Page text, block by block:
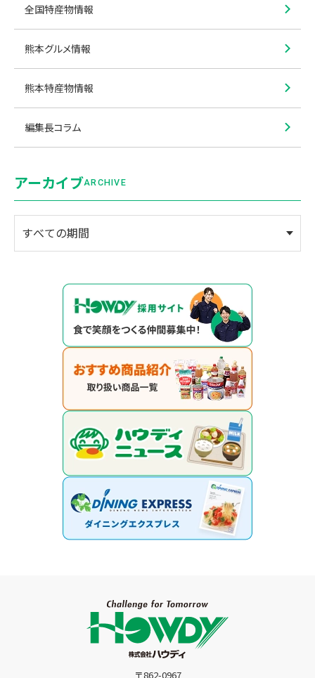
全国特産物情報
熊本グルメ情報
熊本特産物情報
編集長コラム
アーカイブARCHIVE
〒862-0967